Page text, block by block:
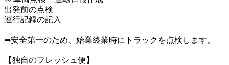
出発前の点検
運行記録の記入
➡安全第一のため、始業終業時にトラックを点検します。
【独自のフレッシュ便】